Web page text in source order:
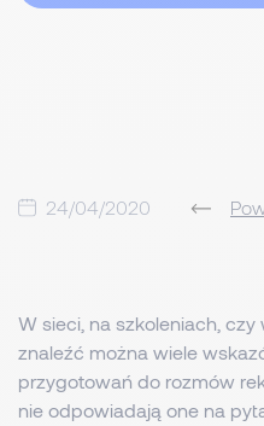
24/04/2020
W sieci, na szkoleniach, czy
znaleźć można wiele
przygotowań do rozmów
nie odpowiadają one na